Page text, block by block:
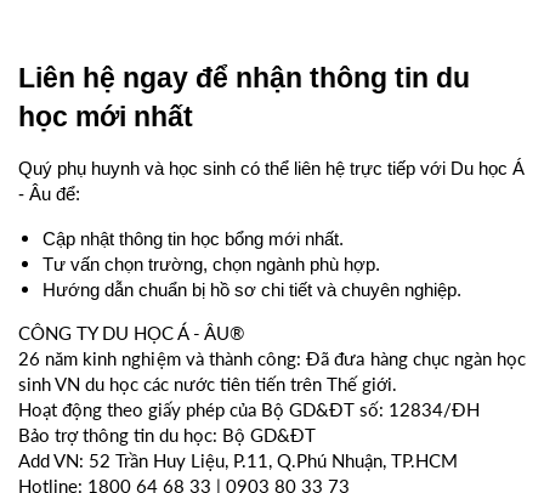
Liên hệ ngay để nhận thông tin du
học mới nhất
Quý phụ huynh và học sinh có thể liên hệ trực tiếp với Du học Á
- Âu để:
Cập nhật thông tin học bổng mới nhất.
Tư vấn chọn trường, chọn ngành phù hợp.
Hướng dẫn chuẩn bị hồ sơ chi tiết và chuyên nghiệp.
CÔNG TY DU HỌC Á - ÂU®
26 năm kinh nghiệm và thành công: Đã đưa hàng chục ngàn học
sinh VN du học các nước tiên tiến trên Thế giới.
Hoạt động theo giấy phép của Bộ GD&ĐT số: 12834/ĐH
Bảo trợ thông tin du học: Bộ GD&ĐT
Add VN: 52 Trần Huy Liệu, P.11, Q.Phú Nhuận, TP.HCM
Hotline: 1800 64 68 33 | 0903 80 33 73